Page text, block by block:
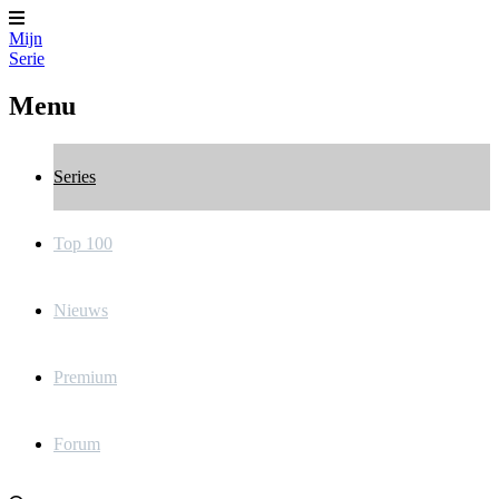
Mijn
Serie
Menu
Series
Top 100
Nieuws
Premium
Forum